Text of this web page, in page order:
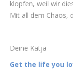
klopfen, weil wir
Mit all dem Chaos,
Deine Katja
Get the life you